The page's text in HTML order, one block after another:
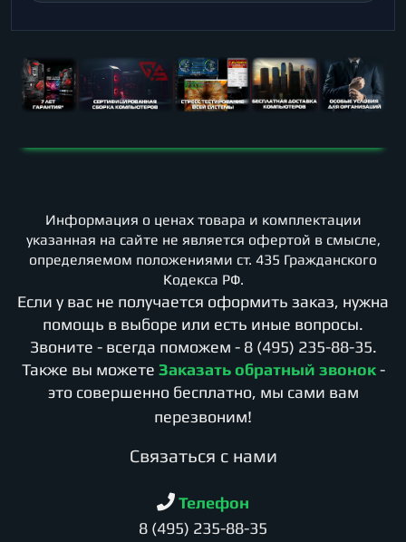
Информация о ценах товара и комплектации
указанная на сайте не является офертой в смысле,
определяемом положениями ст. 435 Гражданского
Кодекса РФ.
Если у вас не получается оформить заказ, нужна
помощь в выборе или есть иные вопросы.
Звоните - всегда поможем - 8 (495) 235-88-35.
Также вы можете Заказать обратный звонок -
это совершенно бесплатно, мы сами вам
перезвоним!
Cвязаться с нами
Телефон
8 (495) 235-88-35